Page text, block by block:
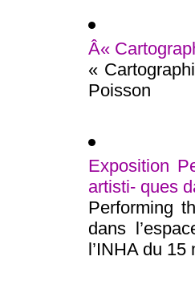
Â«
«
Poisson
Exposition
artisti- ques
Performing
dans
l’INHA du 15